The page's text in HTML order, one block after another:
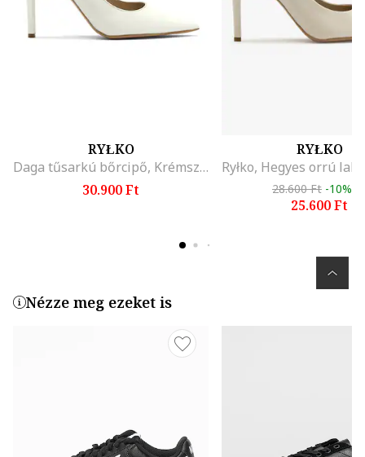
RYŁKO
Daga tűsarkú bőrcipő, Krémszín
30.900 Ft
RYŁKO
28.600 Ft -10%
25.600 Ft
Nézze meg ezeket is